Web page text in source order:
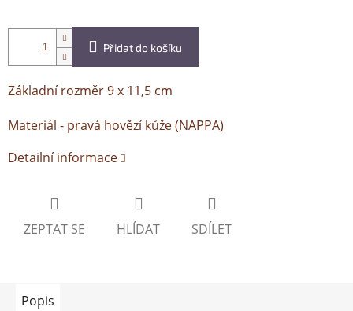
Přidat do košíku
Základní rozměr 9 x 11,5 cm
Materiál - pravá hovězí kůže (NAPPA)
Detailní informace
ZEPTAT SE HLÍDAT SDÍLET
Popis